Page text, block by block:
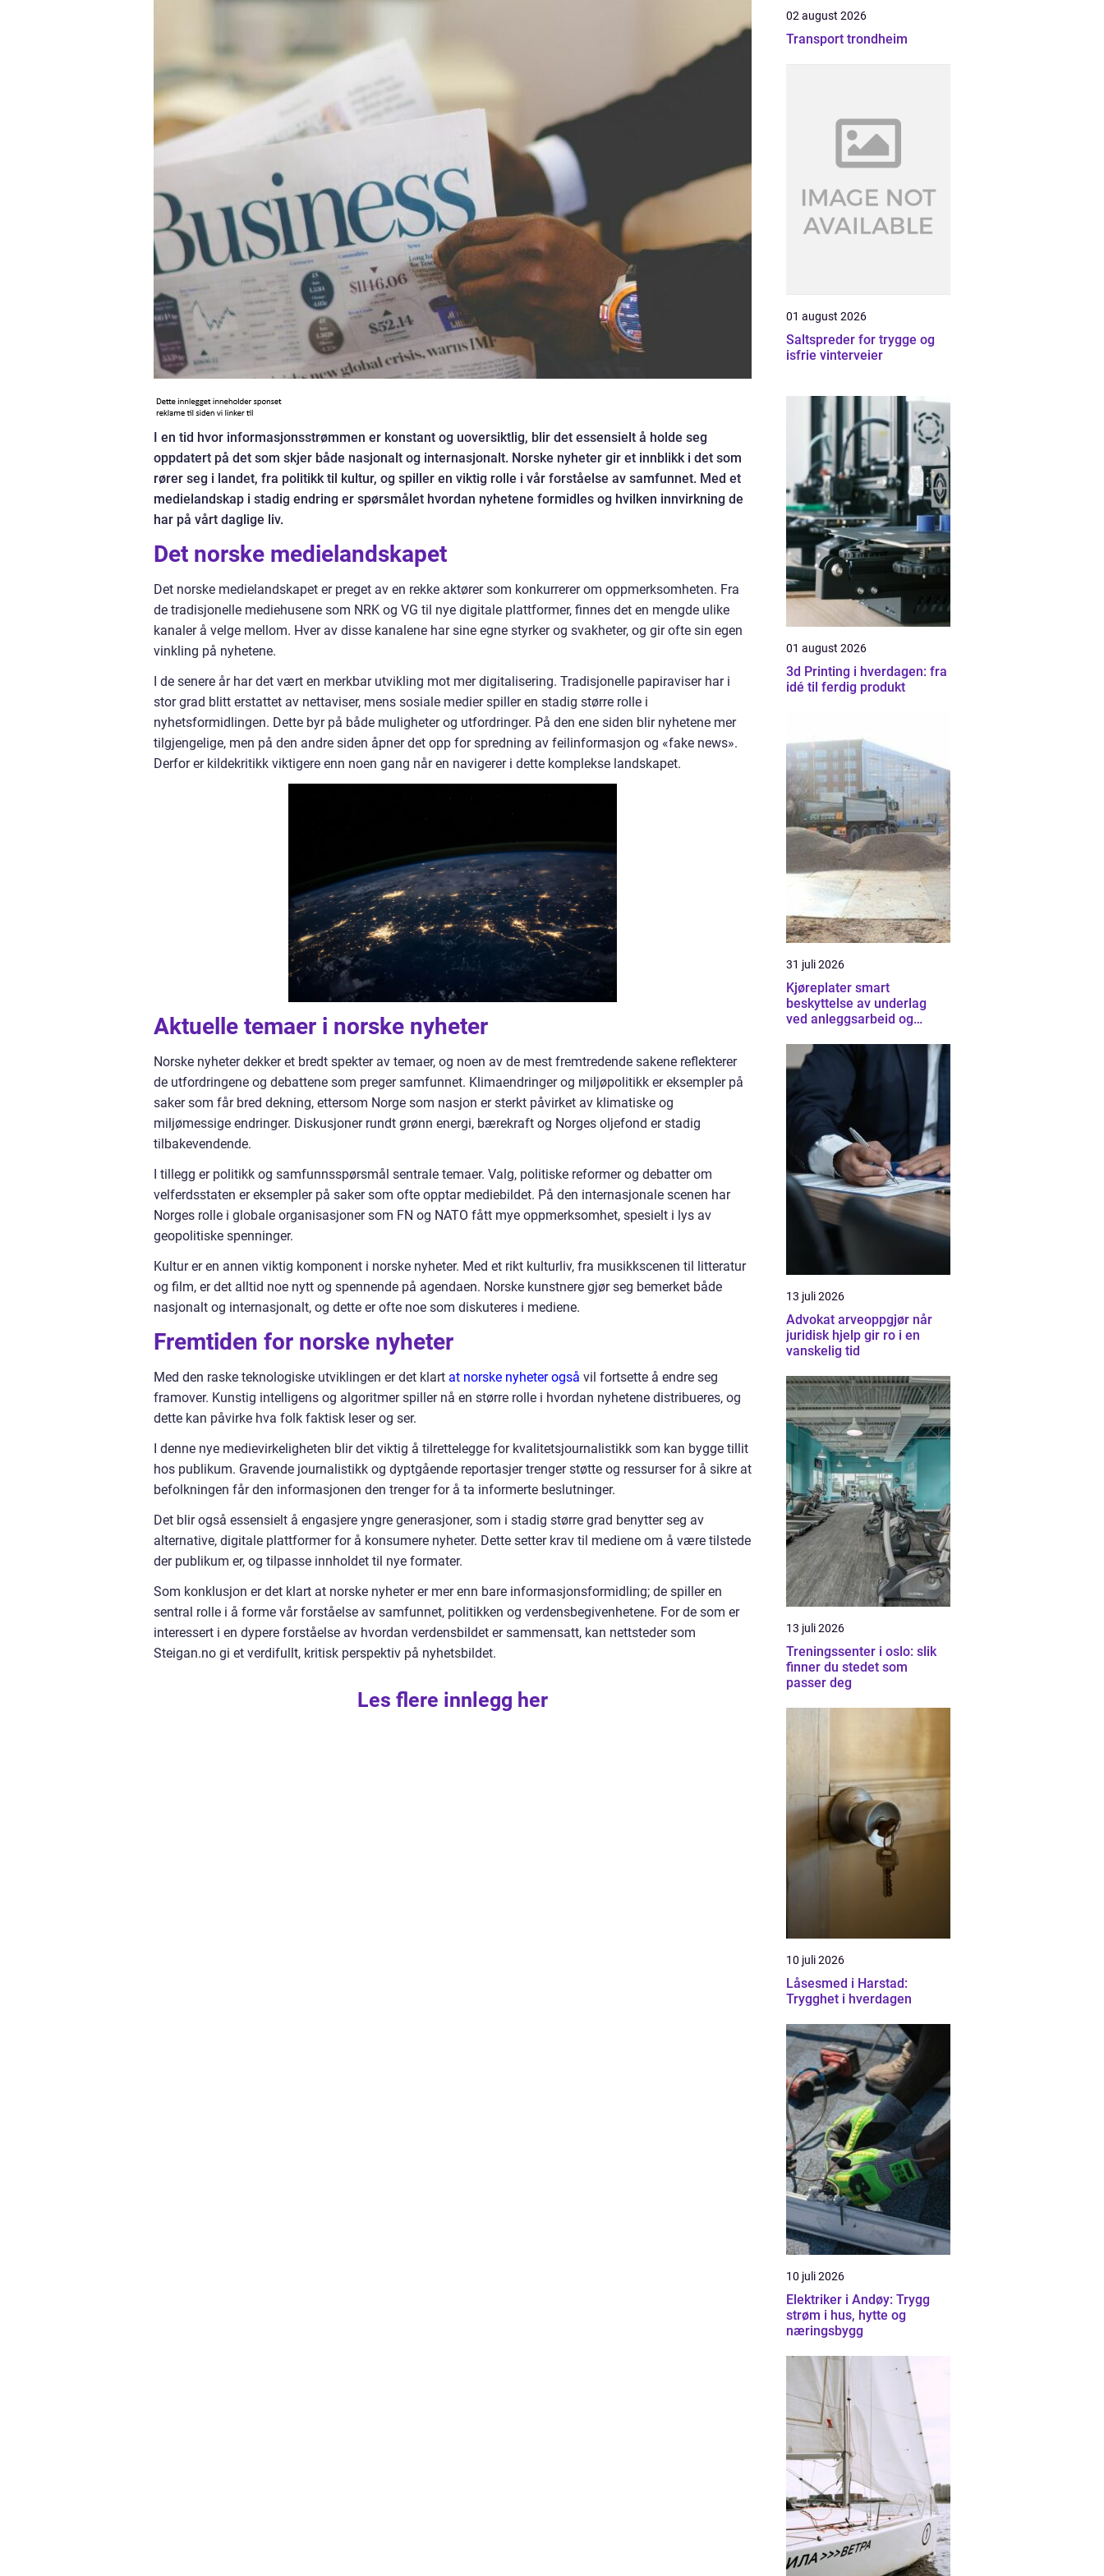
I en tid hvor informasjonsstrømmen er konstant og uoversiktlig, blir det essensielt å holde seg
oppdatert på det som skjer både nasjonalt og internasjonalt. Norske nyheter gir et innblikk i det som
rører seg i landet, fra politikk til kultur, og spiller en viktig rolle i vår forståelse av samfunnet. Med et
medielandskap i stadig endring er spørsmålet hvordan nyhetene formidles og hvilken innvirkning de
har på vårt daglige liv.
Det norske medielandskapet
Det norske medielandskapet er preget av en rekke aktører som konkurrerer om oppmerksomheten. Fra
de tradisjonelle mediehusene som NRK og VG til nye digitale plattformer, finnes det en mengde ulike
kanaler å velge mellom. Hver av disse kanalene har sine egne styrker og svakheter, og gir ofte sin egen
vinkling på nyhetene.
I de senere år har det vært en merkbar utvikling mot mer digitalisering. Tradisjonelle papiraviser har i
stor grad blitt erstattet av nettaviser, mens sosiale medier spiller en stadig større rolle i
nyhetsformidlingen. Dette byr på både muligheter og utfordringer. På den ene siden blir nyhetene mer
tilgjengelige, men på den andre siden åpner det opp for spredning av feilinformasjon og «fake news».
Derfor er kildekritikk viktigere enn noen gang når en navigerer i dette komplekse landskapet.
Aktuelle temaer i norske nyheter
Norske nyheter dekker et bredt spekter av temaer, og noen av de mest fremtredende sakene reflekterer
de utfordringene og debattene som preger samfunnet. Klimaendringer og miljøpolitikk er eksempler på
saker som får bred dekning, ettersom Norge som nasjon er sterkt påvirket av klimatiske og
miljømessige endringer. Diskusjoner rundt grønn energi, bærekraft og Norges oljefond er stadig
tilbakevendende.
I tillegg er politikk og samfunnsspørsmål sentrale temaer. Valg, politiske reformer og debatter om
velferdsstaten er eksempler på saker som ofte opptar mediebildet. På den internasjonale scenen har
Norges rolle i globale organisasjoner som FN og NATO fått mye oppmerksomhet, spesielt i lys av
geopolitiske spenninger.
Kultur er en annen viktig komponent i norske nyheter. Med et rikt kulturliv, fra musikkscenen til litteratur
og film, er det alltid noe nytt og spennende på agendaen. Norske kunstnere gjør seg bemerket både
nasjonalt og internasjonalt, og dette er ofte noe som diskuteres i mediene.
Fremtiden for norske nyheter
Med den raske teknologiske utviklingen er det klart at norske nyheter også vil fortsette å endre seg
framover. Kunstig intelligens og algoritmer spiller nå en større rolle i hvordan nyhetene distribueres, og
dette kan påvirke hva folk faktisk leser og ser.
I denne nye medievirkeligheten blir det viktig å tilrettelegge for kvalitetsjournalistikk som kan bygge tillit
hos publikum. Gravende journalistikk og dyptgående reportasjer trenger støtte og ressurser for å sikre at
befolkningen får den informasjonen den trenger for å ta informerte beslutninger.
Det blir også essensielt å engasjere yngre generasjoner, som i stadig større grad benytter seg av
alternative, digitale plattformer for å konsumere nyheter. Dette setter krav til mediene om å være tilstede
der publikum er, og tilpasse innholdet til nye formater.
Som konklusjon er det klart at norske nyheter er mer enn bare informasjonsformidling; de spiller en
sentral rolle i å forme vår forståelse av samfunnet, politikken og verdensbegivenhetene. For de som er
interessert i en dypere forståelse av hvordan verdensbildet er sammensatt, kan nettsteder som
Steigan.no gi et verdifullt, kritisk perspektiv på nyhetsbildet.
Les flere innlegg her
02 august 2026
Transport trondheim
01 august 2026
Saltspreder for trygge og
isfrie vinterveier
01 august 2026
3d Printing i hverdagen: fra
idé til ferdig produkt
31 juli 2026
Kjøreplater smart
beskyttelse av underlag
ved anleggsarbeid og
13 juli 2026
Advokat arveoppgjør når
juridisk hjelp gir ro i en
vanskelig tid
13 juli 2026
Treningssenter i oslo: slik
finner du stedet som
passer deg
10 juli 2026
Låsesmed i Harstad:
Trygghet i hverdagen
10 juli 2026
Elektriker i Andøy: Trygg
strøm i hus, hytte og
næringsbygg